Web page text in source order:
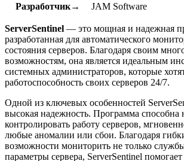
Разработчик→
JAM Software
ServerSentinel — это мощная и надежная
разработанная для автоматического
состояния серверов. Благодаря своим
возможностям, она является идеальным
системных администраторов, которые
работоспособность своих серверов 24/7.
Одной из ключевых особенностей
высокая надежность. Программа способна
контролировать работу серверов,
любые аномалии или сбои. Благодаря
возможности мониторить не только
параметры сервера, ServerSentinel